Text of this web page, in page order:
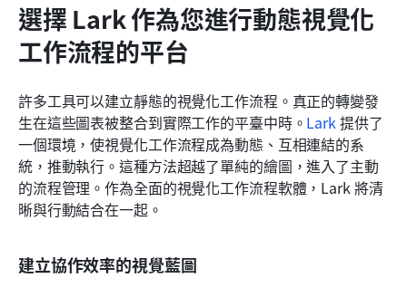
選擇 Lark 作為您進行動態視覺化
工作流程的平台
許多工具可以建立靜態的視覺化工作流程。真正的轉變發
生在這些圖表被整合到實際工作的平臺中時。 Lark 提供了
一個環境，使視覺化工作流程成為動態、互相連結的系
統，推動執行。這種方法超越了單純的繪圖，進入了主動
的流程管理。作為全面的視覺化工作流程軟體，Lark 將清
晰與行動結合在一起。
建立協作效率的視覺藍圖